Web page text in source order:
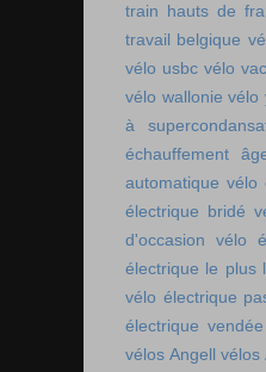
train hauts de
travail belgique
vélo usbc vélo
vélo wallonie vélo
à
échauffement
automatique vélo
électrique bridé
d'occasion
vélo
électrique le plus
vélo électrique
électrique vendée
vélos Angell vélos